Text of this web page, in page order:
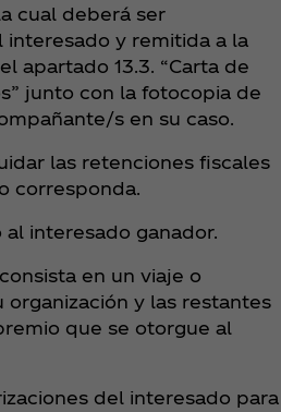
cual deberá ser
y remitida a la
apartado 13.3. “Carta de
junto con la fotocopia de
s en su caso.
las retenciones fiscales
corresponda.
interesado ganador.
en un viaje o
organización y las restantes
que se otorgue al
del interesado para